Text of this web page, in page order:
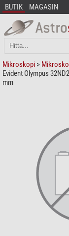
BUTIK MAGASIN
Mikroskopi >
Evident Olympus
mm